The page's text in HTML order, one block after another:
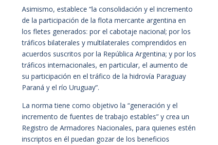
Asimismo, establece “la consolidación y el incremento
de la participación de la flota mercante argentina en
los fletes generados: por el cabotaje nacional; por los
tráficos bilaterales y multilaterales comprendidos en
acuerdos suscritos por la República Argentina; y por los
tráficos internacionales, en particular, el aumento de
su participación en el tráfico de la hidrovía Paraguay
Paraná y el río Uruguay”.
La norma tiene como objetivo la “generación y el
incremento de fuentes de trabajo estables” y crea un
Registro de Armadores Nacionales, para quienes estén
inscriptos en él puedan gozar de los beneficios